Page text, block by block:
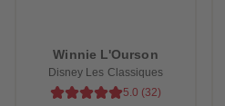
Winnie L'Ourson
Disney Les Classiques
5.0 (32)